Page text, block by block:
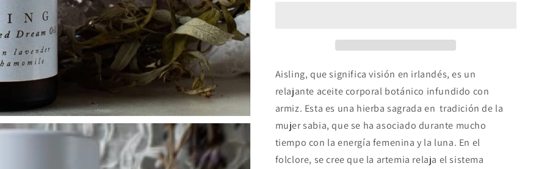
lavanda
y
armicillo
lavanda
armicillo
Aisling, que significa visión en irlandés, es un
relajante aceite corporal botánico infundido con
armiz. Esta es una hierba sagrada en tradición de la
mujer sabia, que se ha asociado durante mucho
tiempo con la energía femenina y la luna. En el
folclore, se cree que la artemia relaja el sistema